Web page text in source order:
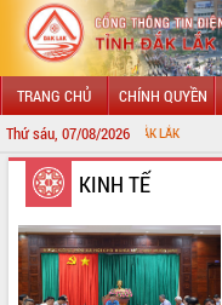
TRANG CHỦ CHÍNH QUYỀN
Thứ sáu, 07/08/2026
GIỚI THIỆU
LÃNH ĐẠO UBND TỈNH
TIN TỨC SỰ KIỆN
KINH TẾ